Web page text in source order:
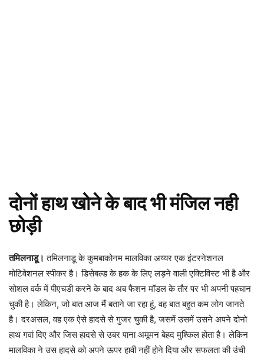
दोनों हाथ खोने के बाद भी मंजिल नही
छोड़ी
तमिलनाडू। तमिलनाडू के कुमबाकोनम मालविका अय्यर एक इंटरनेशनल
मोटिवेशनल स्पीकर है। डिसेबल्ड के हक के लिए लड़ने वाली एक्टिविस्ट भी है और
सोशल वर्क में पीएचडी करने के बाद अब फैशन मॉडल के तौर पर भी अपनी पहचान
चुकी है। लेकिन, जो बात आज मैं बताने जा रहा हूं, वह बात बहुत कम लोग जानते
है। दरअसल, वह एक ऐसे हादसे से गुजर चुकी है, जसमें उसमें उसने अपने दोनो
हाथ गवां दिए और जिस हादसे से उबर पाना अमूमन बेहद मुश्किल होता है। लेकिन
मालविका ने उस हादसे को अपने ऊपर हावी नहीं होने दिया और सफलता की उंची